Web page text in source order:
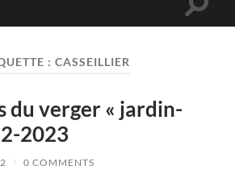
Toggle
: CASSEILLIER
du verger « jardin-
2023
/ 0 COMMENTS